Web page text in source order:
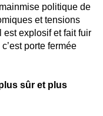
politique de
et tensions
explosif et fait fuir
porte fermée
sûr et plus